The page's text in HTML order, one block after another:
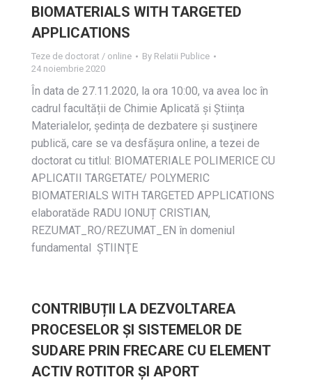
BIOMATERIALS WITH TARGETED
APPLICATIONS
Teze de doctorat / online By Relatii Publice
24 noiembrie 2020
În data de 27.11.2020, la ora 10:00, va avea loc în
cadrul facultății de Chimie Aplicată și Știința
Materialelor, ședința de dezbatere și susţinere
publică, care se va desfășura online, a tezei de
doctorat cu titlul: BIOMATERIALE POLIMERICE CU
APLICATII TARGETATE/ POLYMERIC
BIOMATERIALS WITH TARGETED APPLICATIONS
elaboratăde RADU IONUȚ CRISTIAN,
REZUMAT_RO/REZUMAT_EN în domeniul
fundamental ȘTIINŢE
CONTRIBUȚII LA DEZVOLTAREA
PROCESELOR ŞI SISTEMELOR DE
SUDARE PRIN FRECARE CU ELEMENT
ACTIV ROTITOR ȘI APORT